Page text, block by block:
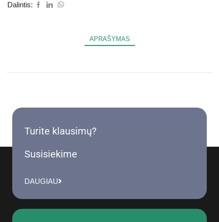
Dalintis:
APRAŠYMAS
Turite klausimų?
Susisiekime
DAUGIAU